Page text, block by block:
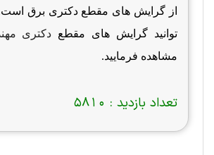
از گرایش های مقطع دکتری برق
توانید گرایش های مقطع دکتری
مشاهده فرمایید.
تعداد بازدید : 5810